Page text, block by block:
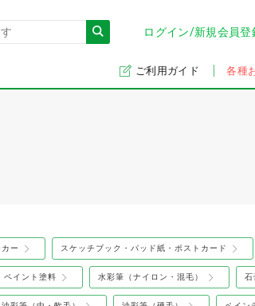
ログイン/新規会員登
ご利用ガイド 各種
ー スケッチブック・パッド紙・ポストカード
ペイント塗料 水彩筆（ナイロン・混毛） 石